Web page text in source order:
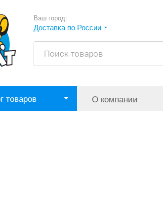
Ваш город:
Доставка по России
товаров О компании